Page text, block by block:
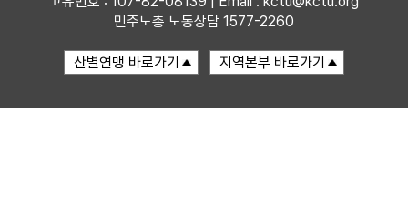
민주노총 노동상담 1577-2260